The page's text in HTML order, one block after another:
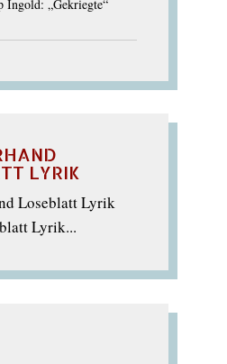
Ingold: „Gekriegte“
LYRIK
Lyrik...